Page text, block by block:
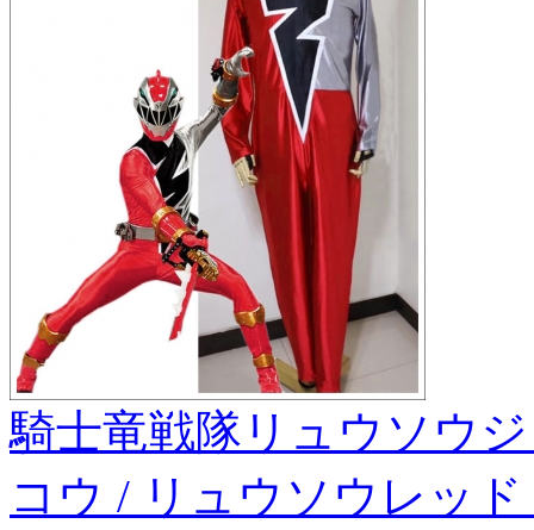
騎士竜戦隊リュウソウ
コウ / リュウソウレッ